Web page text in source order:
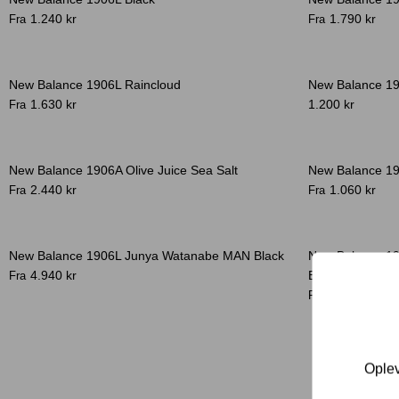
Fra 1.240 kr Fra 1.790 kr
-20%
New Balance 1906L Raincloud
Fra 1.630 kr
New Balance
1.200 kr
New Balance 1906A Olive Juice Sea Salt
Fra 2.440 kr
New Balance
Fra 1.060 kr
New Balance 1906L Junya Watanabe MAN Black
Fra 4.940 kr
New Balance
Butterfly
Fra